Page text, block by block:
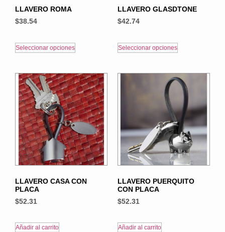
LLAVERO ROMA
$38.54
Seleccionar opciones
LLAVERO GLASDTONE
$42.74
Seleccionar opciones
LLAVERO CASA CON
PLACA
$52.31
Añadir al carrito
LLAVERO PUERQUITO
CON PLACA
$52.31
Añadir al carrito